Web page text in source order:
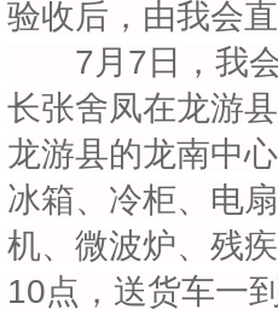
验收后，由我会
7月7日，我会
长张舍凤在龙游
龙游县的龙南中
冰箱、冷柜、电
机、微波炉、残
10点，送货车一